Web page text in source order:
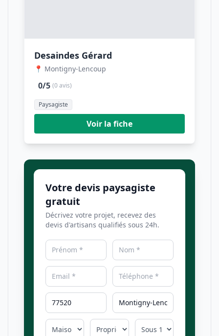
Desaindes Gérard
📍 Montigny-Lencoup
0/5 (0 avis)
Paysagiste
Voir la fiche
Votre devis paysagiste
gratuit
Décrivez votre projet, recevez des
devis d'artisans qualifiés sous 24h.